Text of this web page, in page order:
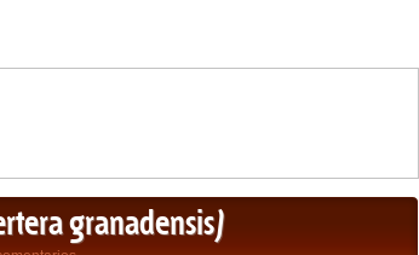
granadensis)